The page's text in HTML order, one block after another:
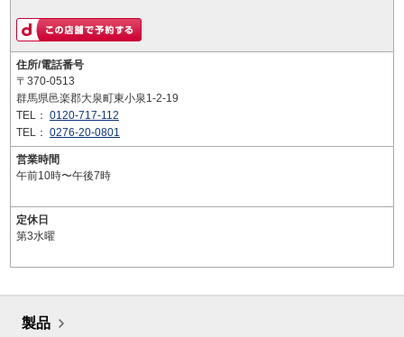
住所/電話番号
〒370-0513
群馬県邑楽郡大泉町東小泉1-2-19
TEL： 0120-717-112
TEL： 0276-20-0801
営業時間
午前10時〜午後7時
定休日
第3水曜
製品